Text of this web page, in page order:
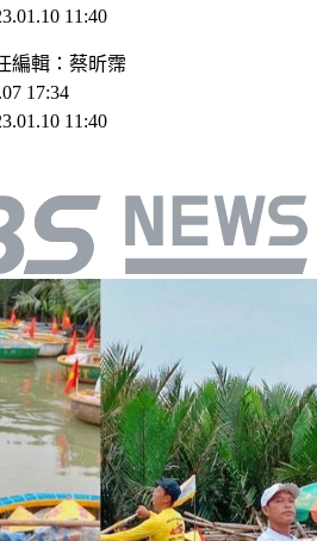
17:34
編輯：
17:34